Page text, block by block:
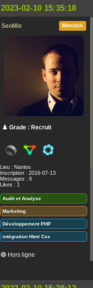
2023-02-10 15:35:18
Mention
SeoMix
♟️ Grade : Recruit
Lieu : Nantes
Inscription : 2016-07-13
Messages : 6
Likes : 1
Audit et Analyse
Marketing
Développement PHP
intégration Html Css
🔴 Hors ligne